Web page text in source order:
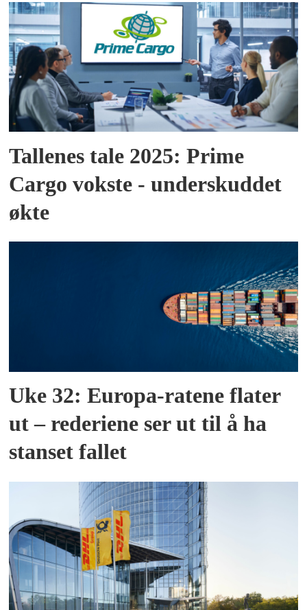
Tallenes tale 2025: Prime
Cargo vokste - underskuddet
økte
Uke 32: Europa-ratene flater
ut – rederiene ser ut til å ha
stanset fallet